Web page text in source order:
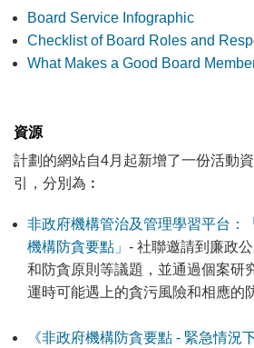
Board Service Infographic
Checklist of Board Roles and
What Makes a Good Board
資源
計劃的網站自4月起新增了一份活動
引，分別為︰
非政府機構管治及管理學習平台：
機構防貪要點」 - 社聯邀請到廉政
和防貪原則等議題，並通過個案研
運時可能遇上的貪污風險和相應的
《非政府機構防貪要點 - 緊急情況